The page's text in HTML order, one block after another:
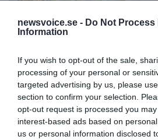
newsvoice.se - Do Not Process
Information
If you wish to opt-out of the sale,
processing of your personal or
targeted advertising by us, please
section to confirm your selection.
opt-out request is processed you
interest-based ads based on
us or personal information disclosed
välfungerande
ANNONSER